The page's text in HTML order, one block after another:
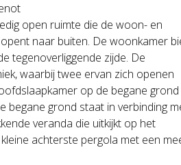
open ruimte die de woon- en
naar buiten. De woonkamer
tegenoverliggende zijde. De
waarbij twee ervan zich openen
op de begane grond
begane grond staat in verbinding
veranda die uitkijkt op het
achterste pergola met een